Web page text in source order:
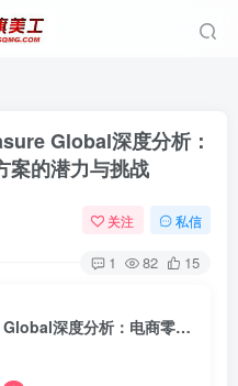
Global深度分析：
案的潜力与挑战
关注 私信
1 82 15
「Treasure Global」Treasure Global深度分析：电商零售与电子支付解决方案的潜力与挑战